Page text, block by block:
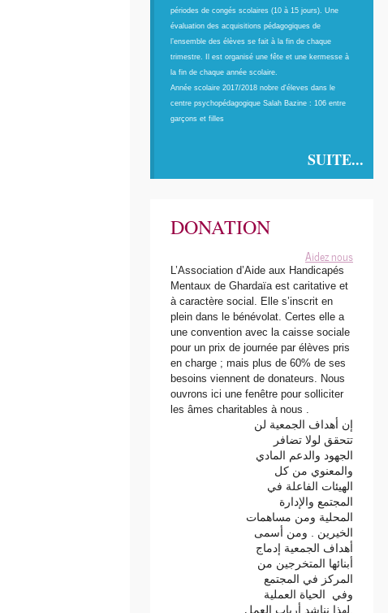
périodes de congés scolaires (10 à 15 jours). Une
évaluation des acquisitions pédagogiques de
l’ensemble des élèves se fait à la fin de chaque
trimestre. Il est organisé une fête et une kermesse à
la fin de chaque année scolaire.
Année scolaire 2017/2018 nobre d'éleves dans le
centre psychopédagogique Salah Bazine : 106 entre
garçons et filles
SUITE...
DONATION
Aidez nous
L’Association d’Aide aux Handicapés
Mentaux de Ghardaïa est caritative et
à caractère social. Elle s’inscrit en
plein dans le bénévolat. Certes elle a
une convention avec la caisse sociale
pour un prix de journée par élèves pris
en charge ; mais plus de 60% de ses
besoins viennent de donateurs. Nous
ouvrons ici une fenêtre pour solliciter
les âmes charitables à nous .
إن أهداف الجمعية لن
تتحقق لولا تضافر
الجهود والدعم المادي
والمعنوي من كل
الهيئات الفاعلة في
المجتمع والإدارة
المحلية ومن مساهمات
الخيرين . ومن أسمى
أهداف الجمعية إدماج
أبنائها المتخرجين من
المركز في المجتمع
وفي الحياة العملية
,لهذا نناشد أرباب العمل